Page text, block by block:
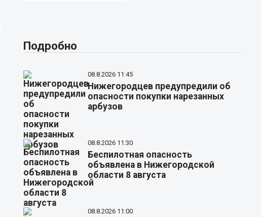
Подробно
08.8.2026 11:45
Нижегородцев предупредили об
опасности покупки нарезанных
арбузов
08.8.2026 11:30
Беспилотная опасность
объявлена в Нижегородской
области 8 августа
08.8.2026 11:00